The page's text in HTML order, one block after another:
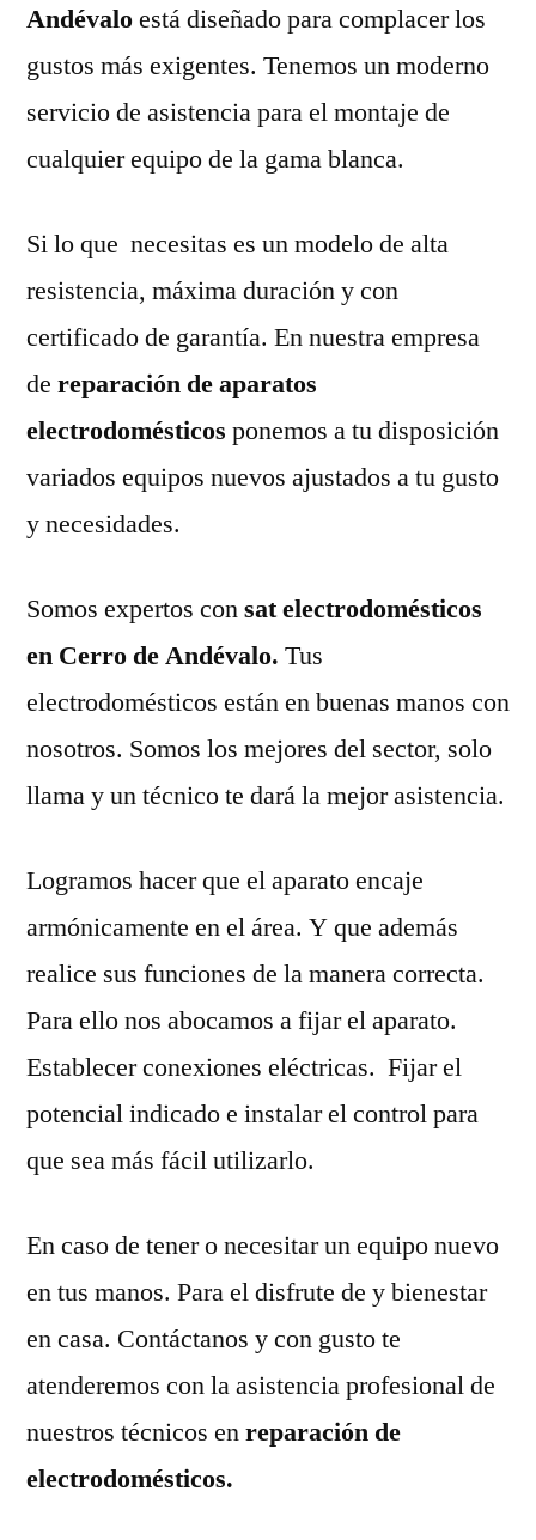
Andévaloestá diseñado para complacer los
gustos más exigentes. Tenemos un moderno
servicio de asistencia para el montaje de
cualquier equipo de la gama blanca.
Si lo que necesitas es un modelo de alta
resistencia, máxima duración y con
certificado de garantía. En nuestra empresa
de reparación de aparatos
electrodomésticos ponemos a tu disposición
variados equipos nuevos ajustados a tu gusto
y necesidades.
Somos expertos consat electrodomésticos
en Cerro de Andévalo. Tus
electrodomésticos están en buenas manos con
nosotros. Somos los mejores del sector, solo
llama y un técnico te dará la mejor asistencia.
Logramos hacer que el aparato encaje
armónicamente en el área. Y que además
realice sus funciones de la manera correcta.
Para ello nos abocamos a fijar el aparato.
Establecer conexiones eléctricas. Fijar el
potencial indicado e instalar el control para
que sea más fácil utilizarlo.
En caso de tener o necesitar un equipo nuevo
en tus manos. Para el disfrute de y bienestar
en casa. Contáctanos y con gusto te
atenderemos con la asistencia profesional de
nuestros técnicos enreparación de
electrodomésticos.